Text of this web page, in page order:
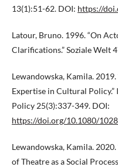
13(1):51-62. DOI: https://
Latour, Bruno. 1996. “On
Clarifications.” Soziale Welt
Lewandowska, Kamila.
Expertise in Cultural
Policy 25(3):337-349. DOI:
https://doi.org/10.1080/
Lewandowska, Kamila. 2020.
of Theatre as a Social